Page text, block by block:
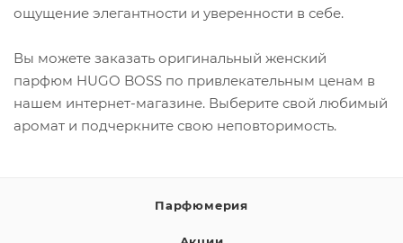
ощущение элегантности и уверенности в себе.
Вы можете заказать оригинальный женский
парфюм HUGO BOSS по привлекательным ценам в
нашем интернет-магазине. Выберите свой любимый
аромат и подчеркните свою неповторимость.
Парфюмерия